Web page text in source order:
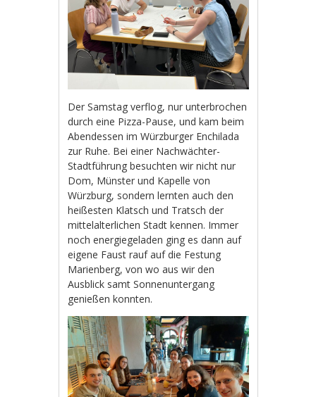
Der Samstag verflog, nur unterbrochen
durch eine Pizza-Pause, und kam beim
Abendessen im Würzburger Enchilada
zur Ruhe. Bei einer Nachwächter-
Stadtführung besuchten wir nicht nur
Dom, Münster und Kapelle von
Würzburg, sondern lernten auch den
heißesten Klatsch und Tratsch der
mittelalterlichen Stadt kennen. Immer
noch energiegeladen ging es dann auf
eigene Faust rauf auf die Festung
Marienberg, von wo aus wir den
Ausblick samt Sonnenuntergang
genießen konnten.